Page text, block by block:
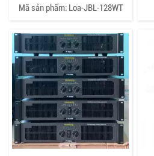
Mã sản phẩm: Loa-JBL-128WT